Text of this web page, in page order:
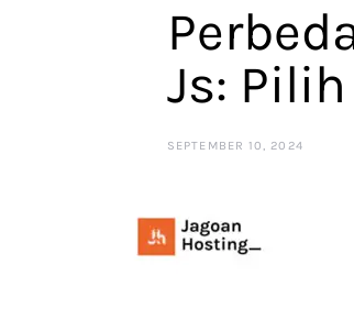
Js:
SEPTEMBER 10, 2024